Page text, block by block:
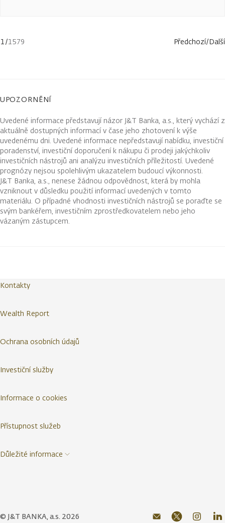
1/1579 Předchozí/Další
UPOZORNĚNÍ
Uvedené informace představují názor J&T Banka, a.s., který vychází z
aktuálně dostupných informací v čase jeho zhotovení k výše
uvedenému dni. Uvedené informace nepředstavují nabídku, investiční
poradenství, investiční doporučení k nákupu či prodeji jakýchkoliv
investičních nástrojů ani analýzu investičních příležitostí. Uvedené
prognózy nejsou spolehlivým ukazatelem budoucí výkonnosti.
J&T Banka, a.s., nenese žádnou odpovědnost, která by mohla
vzniknout v důsledku použití informací uvedených v tomto
materiálu. O případné vhodnosti investičních nástrojů se poraďte se
svým bankéřem, investičním zprostředkovatelem nebo jeho
vázaným zástupcem.
© J&T BANKA, a.s. 2026
Kontakty
Wealth Report
Ochrana osobních údajů
Investiční služby
Informace o cookies
Přístupnost služeb
Důležité informace